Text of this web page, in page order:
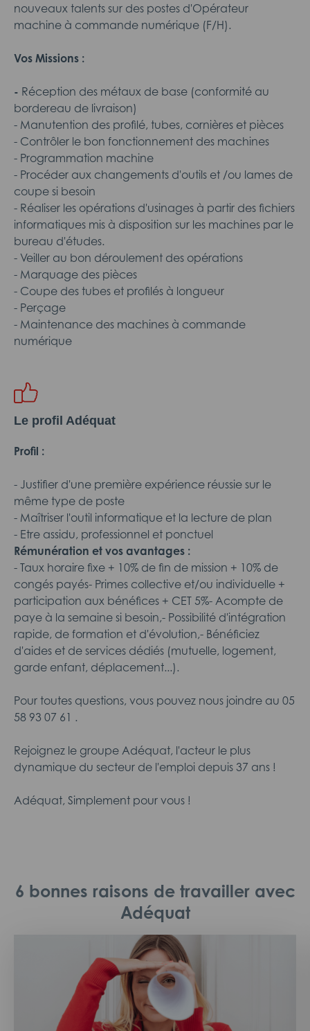
nouveaux talents sur des postes d'Opérateur
machine à commande numérique (F/H).
Vos Missions :
- Réception des métaux de base (conformité au
bordereau de livraison)
- Manutention des profilé, tubes, cornières et pièces
- Contrôler le bon fonctionnement des machines
- Programmation machine
- Procéder aux changements d'outils et /ou lames de
coupe si besoin
- Réaliser les opérations d'usinages à partir des fichiers
informatiques mis à disposition sur les machines par le
bureau d'études.
- Veiller au bon déroulement des opérations
- Marquage des pièces
- Coupe des tubes et profilés à longueur
- Perçage
- Maintenance des machines à commande
numérique
Le profil Adéquat
Profil :
- Justifier d'une première expérience réussie sur le
même type de poste
- Maîtriser l'outil informatique et la lecture de plan
- Etre assidu, professionnel et ponctuel
Rémunération et vos avantages :
- Taux horaire fixe + 10% de fin de mission + 10% de
congés payés- Primes collective et/ou individuelle +
participation aux bénéfices + CET 5%- Acompte de
paye à la semaine si besoin,- Possibilité d'intégration
rapide, de formation et d'évolution,- Bénéficiez
d'aides et de services dédiés (mutuelle, logement,
garde enfant, déplacement...).
Pour toutes questions, vous pouvez nous joindre au 05
58 93 07 61 .
Rejoignez le groupe Adéquat, l'acteur le plus
dynamique du secteur de l'emploi depuis 37 ans !
Adéquat, Simplement pour vous !
6 bonnes raisons de travailler avec
Adéquat